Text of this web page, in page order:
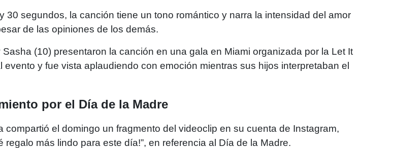
30 segundos, la canción tiene un tono romántico y narra la intensidad del amor
de las opiniones de los demás.
(10) presentaron la canción en una gala en Miami organizada por la Let It
evento y fue vista aplaudiendo con emoción mientras sus hijos interpretaban el
por el Día de la Madre
compartió el domingo un fragmento del videoclip en su cuenta de Instagram,
regalo más lindo para este día!”, en referencia al Día de la Madre.